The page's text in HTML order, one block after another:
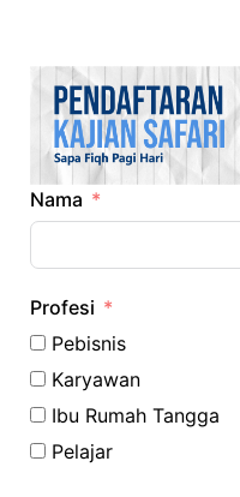
Nama
Profesi
Pebisnis
Karyawan
Ibu Rumah Tangga
Pelajar